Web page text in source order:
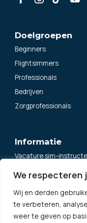
We respecteren
Wij en derden
te verbeteren,
weer te geven op
Doelgroepen
Beginners
Flightsimmers
Professionals
Bedrijven
Zorgprofessionals
Informatie
Vacature sim-
Algemene voorwaarden
Klachtenregeling
Neem contact op